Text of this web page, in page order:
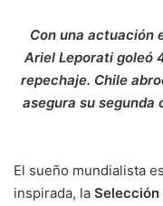
Con una actuación
Ariel Leporati goleó
repechaje. Chile
asegura su
El sueño mundialista
inspirada, la Selección